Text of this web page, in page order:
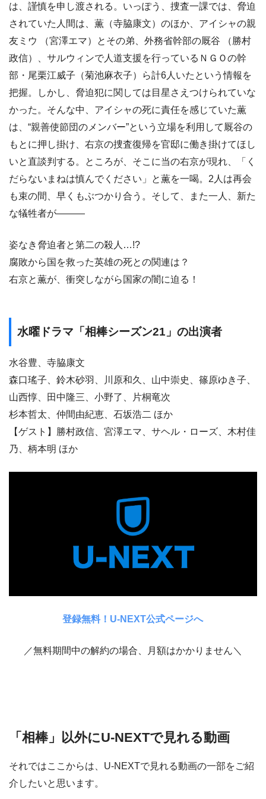
は、謹慎を申し渡される。いっぽう、捜査一課では、脅迫
されていた人間は、薫（寺脇康文）のほか、アイシャの親
友ミウ （宮澤エマ）とその弟、外務省幹部の厩谷 （勝村
政信）、サルウィンで人道支援を行っているＮＧＯの幹
部・尾栗江威子（菊池麻衣子）ら計6人いたという情報を
把握。しかし、脅迫犯に関しては目星さえつけられていな
かった。そんな中、アイシャの死に責任を感じていた薫
は、“親善使節団のメンバー”という立場を利用して厩谷の
もとに押し掛け、右京の捜査復帰を官邸に働き掛けてほし
いと直談判する。ところが、そこに当の右京が現れ、「く
だらないまねは慎んでください」と薫を一喝。2人は再会
も束の間、早くもぶつかり合う。そして、また一人、新た
な犠牲者が―――
姿なき脅迫者と第二の殺人…!?
腐敗から国を救った英雄の死との関連は？
右京と薫が、衝突しながら国家の闇に迫る！
水曜ドラマ「相棒シーズン21」の出演者
水谷豊、寺脇康文
森口瑤子、鈴木砂羽、川原和久、山中崇史、篠原ゆき子、
山西惇、田中隆三、小野了、片桐竜次
杉本哲太、仲間由紀恵、石坂浩二 ほか
【ゲスト】勝村政信、宮澤エマ、サヘル・ローズ、木村佳
乃、柄本明 ほか
登録無料！U-NEXT公式ページへ
／無料期間中の解約の場合、月額はかかりません＼
「相棒」以外にU-NEXTで見れる動画
それではここからは、U-NEXTで見れる動画の一部をご紹
介したいと思います。